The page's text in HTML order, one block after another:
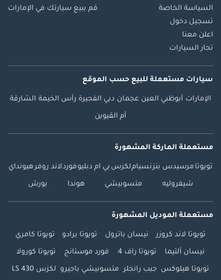
السياسة الخاصة
تسجيل دخول
اعلن معنا
تجار السيارات
قم ببيع سيارتك في الإمارات
سيارات مستعملة للبيع حسب الموقع
الإمارات أبوظبي العين عجمان دبي الفجيرة رأس الخيمة الشارقة
أم القيوين
مستعملة الماركة المشهورة
تويوتا مرسيدس بنزنسياملكزس بي ام دبليوفوردلاند روفرهيونداي
شيفروليه متسوبيشي هوندا بورش
مستعملة الموديل المشهورة
تويوتا لاند كروزر نيسان باترول تويوتا برادو تويوتا كامري
نيسان ألتيما تويوتا راف 4 فورد موستانج تويوتا كورولا
تويوتا هيلوكس جيب رانجلر متسوبيشي باجيرو لكزس LS 430